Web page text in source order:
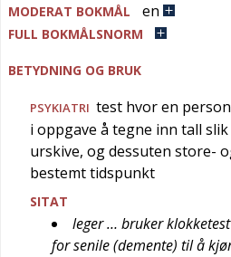
MODERAT BOKMÅL en
FULL BOKMÅLSNORM
BETYDNING OG BRUK
PSYKIATRI test hvor en
i oppgave å tegne inn tall
urskive, og dessuten store-
bestemt tidspunkt
SITAT
leger … bruker
for senile (demente) til å